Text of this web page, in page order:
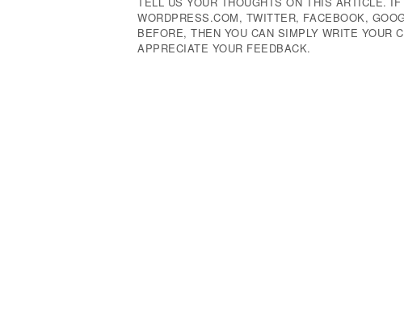
WORDPRESS.COM, TWITTER, FACEBOOK,
BEFORE, THEN YOU CAN SIMPLY WRITE YOUR
APPRECIATE YOUR FEEDBACK.